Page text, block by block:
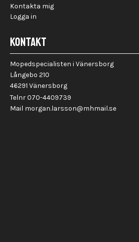
Kontakta mig
Logga in
KONTAKT
Mopedspecialisten i Vänersborg
Långebo 210
46291 Vänersborg
Telnr 070-4409739
Mail morgan.larsson@mhmail.se